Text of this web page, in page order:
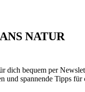
NATUR
dich bequem per
und spannende Tipps für